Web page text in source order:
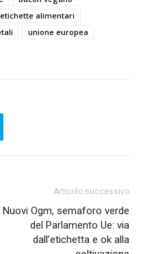
etichette alimentari
unione europea
Articolo successivo
Nuovi Ogm, semaforo verde
del Parlamento Ue: via
dall’etichetta e ok alla